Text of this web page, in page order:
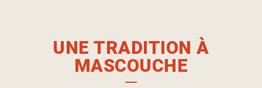
UNE TRADITION À
MASCOUCHE